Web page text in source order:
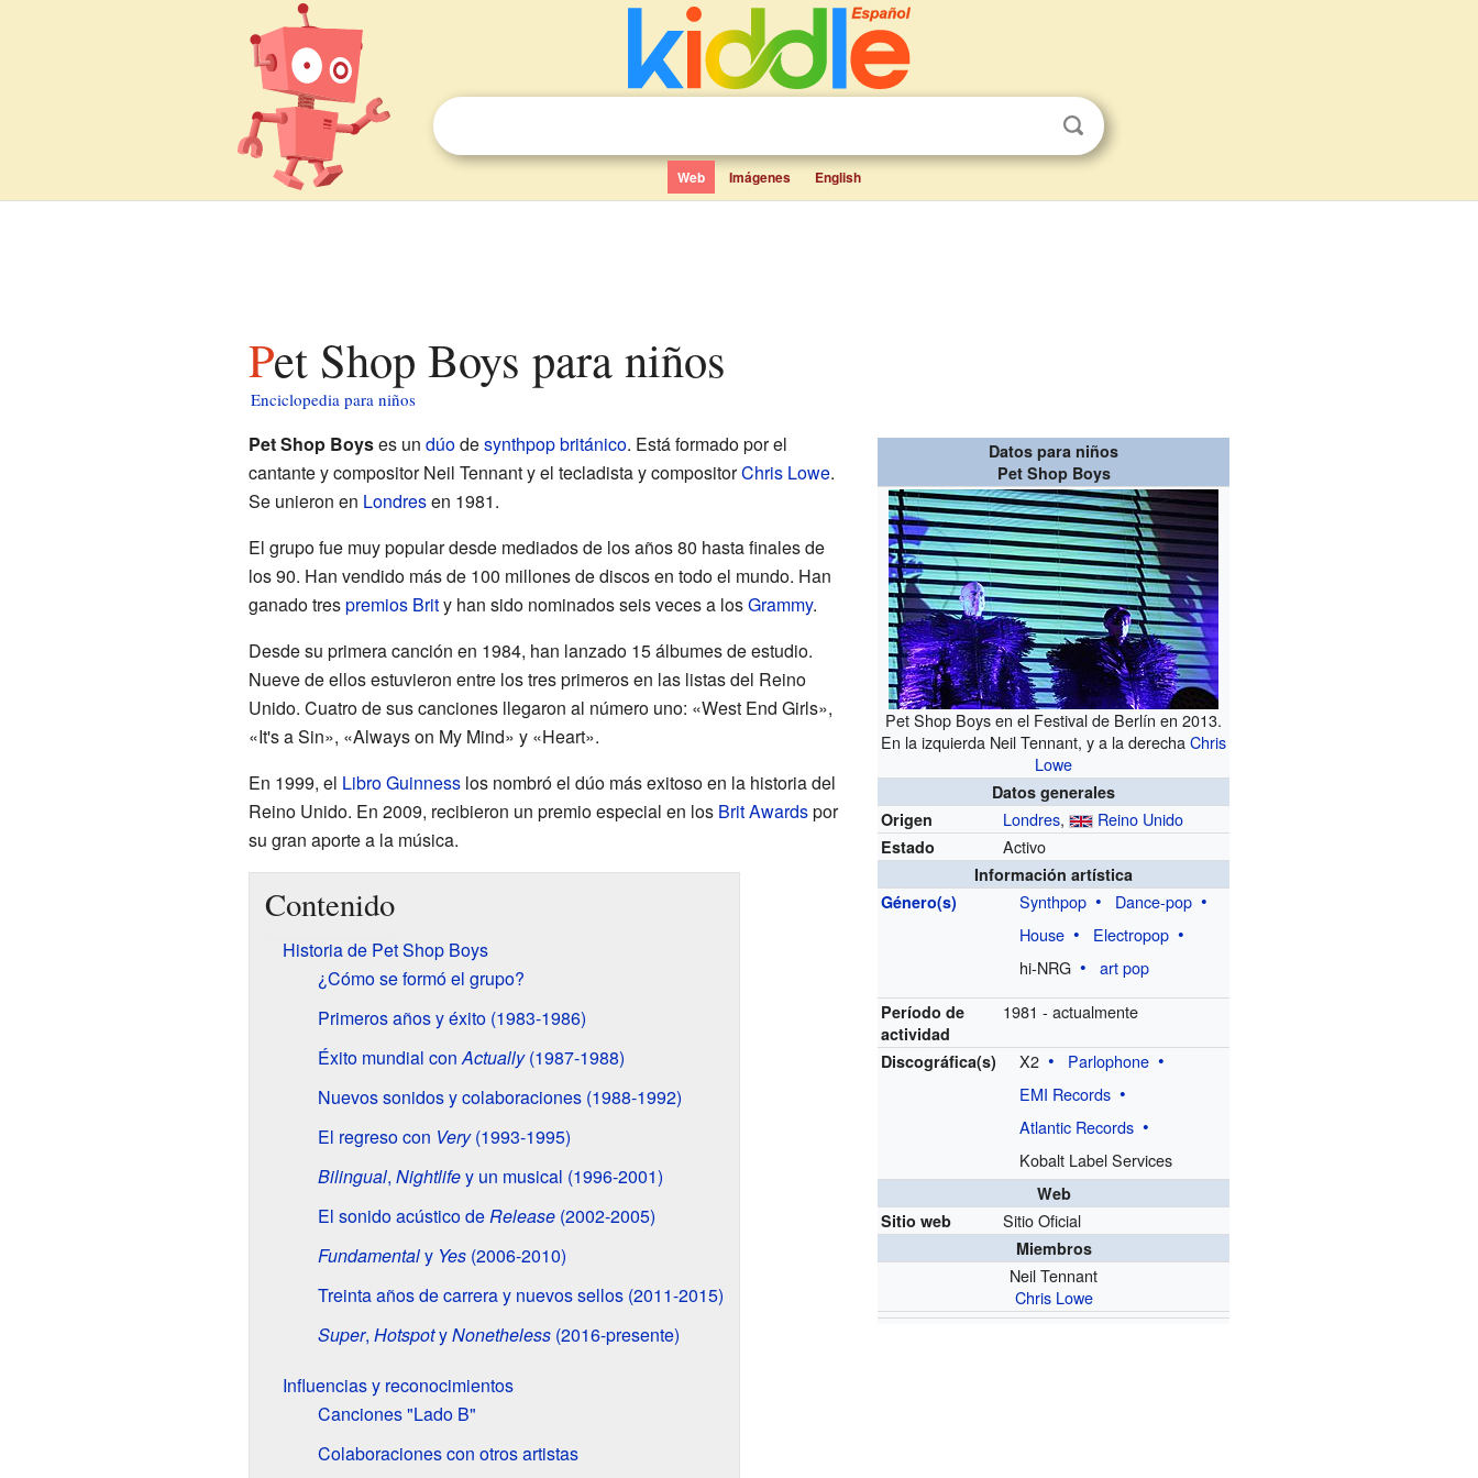
Web Imágenes English
Pet Shop Boys para niños
Enciclopedia para niños
Datos para niños
Pet Shop Boys
Pet Shop Boys en el Festival de Berlín en 2013.
En la izquierda Neil Tennant, y a la derechaChris
Lowe
Datos generales
Origen
Londres, Reino Unido
Estado Activo
Información artística
Género(s)
Synthpop
Dance-pop
House
Electropop
hi-NRG
art pop
Período de
actividad
1981 - actualmente
Discográfica(s) X2
Parlophone
EMI Records
Atlantic Records
Kobalt Label Services
Web
Sitio web
Sitio Oficial
Miembros
Neil Tennant
Chris Lowe
Pet Shop Boyses un dúodesynthpopbritánico. Está formado por el
cantante y compositor Neil Tennant y el tecladista y compositorChris Lowe.
Se unieron en Londresen 1981.
El grupo fue muy popular desde mediados de los años 80 hasta finales de
los 90. Han vendido más de 100 millones de discos en todo el mundo. Han
ganado trespremios Brity han sido nominados seis veces a losGrammy.
Desde su primera canción en 1984, han lanzado 15 álbumes de estudio.
Nueve de ellos estuvieron entre los tres primeros en las listas del Reino
Unido. Cuatro de sus canciones llegaron al número uno: «West End Girls»,
«It's a Sin», «Always on My Mind» y «Heart».
En 1999, el Libro Guinnesslos nombró el dúo más exitoso en la historia del
Reino Unido. En 2009, recibieron un premio especial en los Brit Awardspor
su gran aporte a la música.
Contenido
Historia de Pet Shop Boys
¿Cómo se formó el grupo?
Primeros años y éxito (1983-1986)
Éxito mundial conActually(1987-1988)
Nuevos sonidos y colaboraciones (1988-1992)
El regreso con Very(1993-1995)
Bilingual, Nightlifey un musical (1996-2001)
El sonido acústico deRelease(2002-2005)
Fundamentaly Yes(2006-2010)
Treinta años de carrera y nuevos sellos (2011-2015)
Super, HotspotyNonetheless(2016-presente)
Influencias y reconocimientos
Canciones "Lado B"
Colaboraciones con otros artistas